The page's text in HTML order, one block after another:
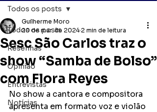
Todos os posts
Resenhas
Opinião
Entrevistas
Notícias
Todos os posts
Sesc São Carlos traz o
show “Samba de Bolso”
com Flora Reyes
Guilherme Moro
20 de mar. de 2024 2 min de leitura
No show a cantora e compositora
apresenta em formato voz e violão